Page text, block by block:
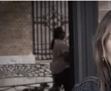
Una vecina de Fuenlabrada
sabe' . Cuatro
Lo sabe, no lo sabe
26 SEP 2025 -